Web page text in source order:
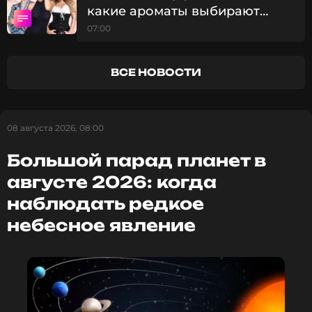
какие ароматы выбирают
российские знаменитости
07:00
ВСЕ НОВОСТИ
08 августа 2026, 08:00
Большой парад планет в
августе 2026: когда
наблюдать редкое
небесное явление